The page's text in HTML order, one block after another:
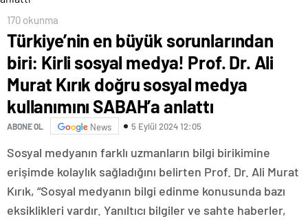
170 okunma
Türkiye’nin en büyük sorunlarından
biri: Kirli sosyal medya! Prof. Dr. Ali
Murat Kırık doğru sosyal medya
kullanımını SABAH’a anlattı
ABONE OL News 5 Eylül 2024 12:05
Sosyal medyanın farklı uzmanların bilgi birikimine
erişimde kolaylık sağladığını belirten Prof. Dr. Ali Murat
Kırık, “Sosyal medyanın bilgi edinme konusunda bazı
eksiklikleri vardır. Yanıltıcı bilgiler ve sahte haberler,